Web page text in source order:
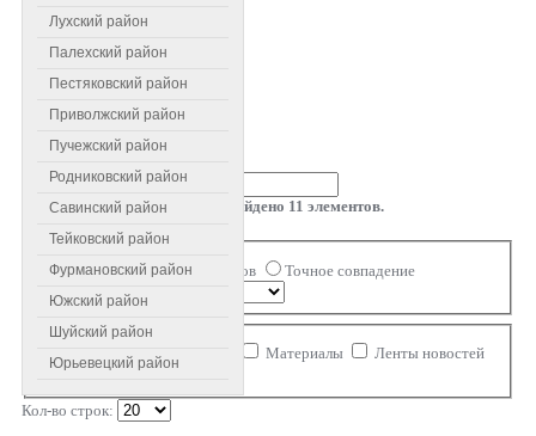
Лухский район
Палехский район
Пестяковский район
Приволжский район
Пучежский район
Родниковский район
Савинский район
Тейковский район
Фурмановский район
Южский район
Шуйский район
Юрьевецкий район
Поиск Результаты поиска: найдено 11 элементов.
Совпадение
Все слова
Любое из слов
Точное совпадение
Порядок
Ограничение области поиска
Категории
Материалы
Ленты новостей
Кол-во строк: